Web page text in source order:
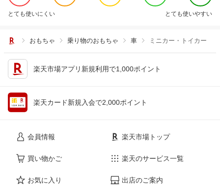
とても使いにくい とても使いやすい
おもちゃ 乗り物のおもちゃ 車 ミニカー・トイカー
楽天市場アプリ新規利用で1,000ポイント
楽天カード新規入会で2,000ポイント
会員情報
買い物かご
お気に入り
楽天市場トップ
楽天のサービス一覧
出店のご案内